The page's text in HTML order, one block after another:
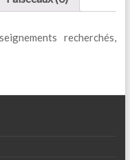
recherchés,